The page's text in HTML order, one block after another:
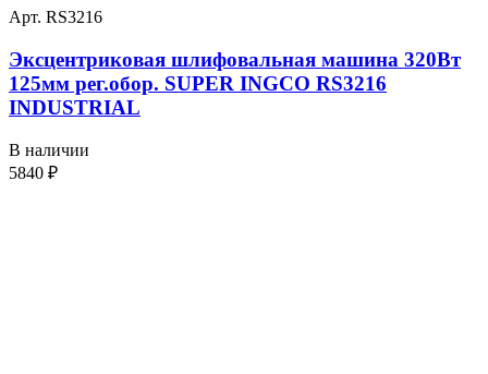
Арт. RS3216
Эксцентриковая шлифовальная машина 320Вт
125мм рег.обор. SUPER INGCO RS3216
INDUSTRIAL
В наличии
5840 ₽